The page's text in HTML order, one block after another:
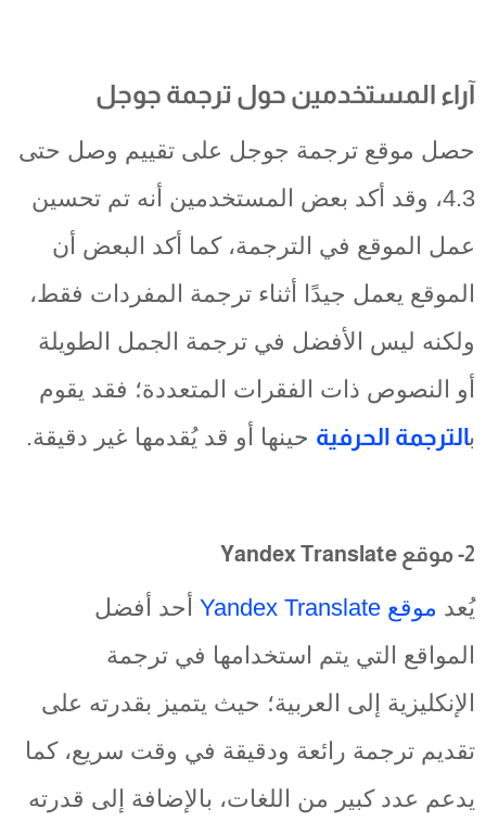
آراء المستخدمين حول ترجمة جوجل
حصل موقع ترجمة جوجل على تقييم وصل حتى
4.3، وقد أكد بعض المستخدمين أنه تم تحسين
عمل الموقع في الترجمة، كما أكد البعض أن
الموقع يعمل جيدًا أثناء ترجمة المفردات فقط،
ولكنه ليس الأفضل في ترجمة الجمل الطويلة
أو النصوص ذات الفقرات المتعددة؛ فقد يقوم
الترجمة الحرفيةحينها أو قد يُقدمها غير دقيقة.
2- موقع Yandex Translate
يُعدموقع Yandex Translate
أحد أفضل
المواقع التي يتم استخدامها في ترجمة
الإنكليزية إلى العربية؛ حيث يتميز بقدرته على
تقديم ترجمة رائعة ودقيقة في وقت سريع، كما
يدعم عدد كبير من اللغات، بالإضافة إلى قدرته